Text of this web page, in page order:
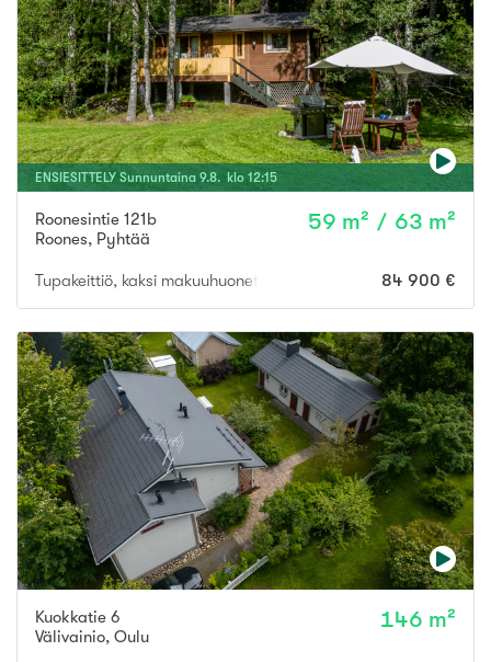
ENSIESITTELY Sunnuntaina 9.8. klo 12:15
Roonesintie 121b
Roones, Pyhtää
59 m² / 63 m²
Tupakeittiö, kaksi makuuhuonetta, sauna, pukuhuone, terassi
84 900 €
Kuokkatie 6
Välivainio, Oulu
146 m²